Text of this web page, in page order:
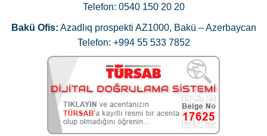
Telefon: 0540 150 20 20
Bakü Ofis: Azadlıq prospekti AZ1000, Bakü – Azerbaycan
Telefon: +994 55 533 7852